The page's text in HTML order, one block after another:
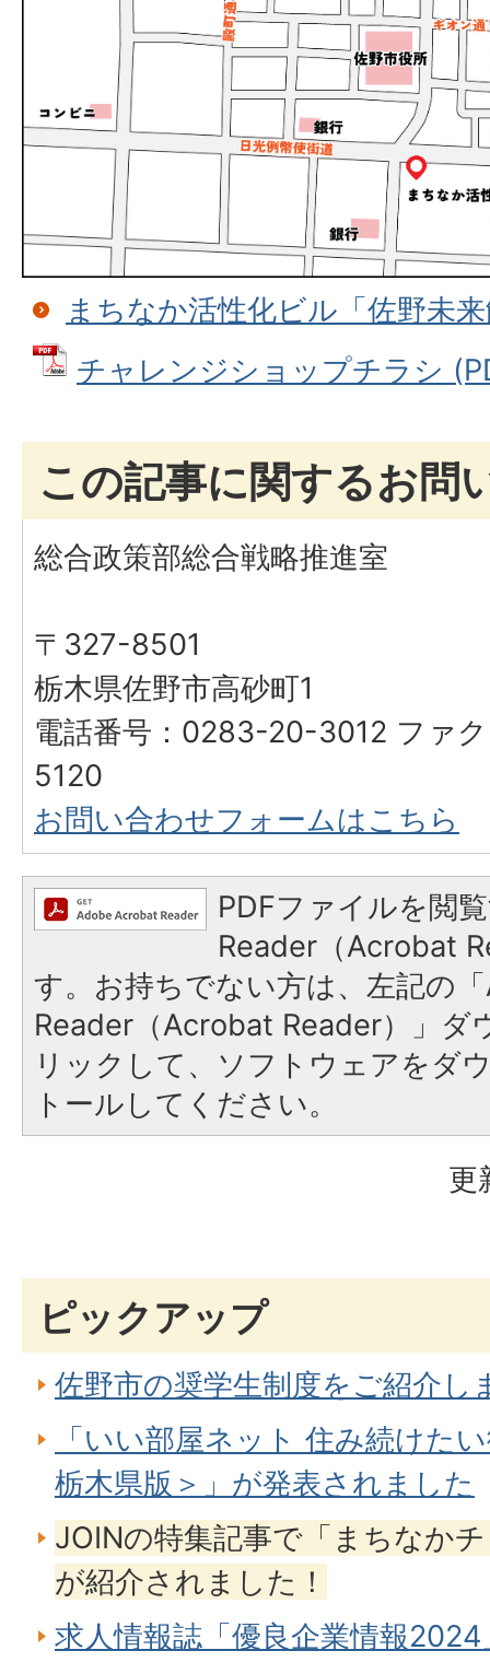
まちなか活性化ビル「佐野未
チャレンジショップチラシ
この記事に関するお問
総合政策部総合戦略推進室
〒327-8501
栃木県佐野市高砂町1
電話番号：0283-20-3012 ファ
5120
お問い合わせフォームはこちら
PDFファイルを閲
Reader（Acrobat
す。お持ちでない方は、左記の
Reader（Acrobat Reader）」ダ
リックして、ソフトウェアをダ
トールしてください。
更
ピックアップ
佐野市の奨学生制度をご紹介し
「いい部屋ネット 住み続けた
栃木県版＞」が発表されました
JOINの特集記事で「まちなか
が紹介されました！
求人情報誌「優良企業情報